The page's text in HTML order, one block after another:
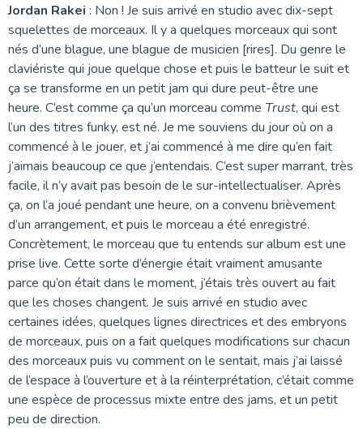
Jordan Rakei : Non ! Je suis arrivé en studio avec dix-sept
squelettes de morceaux. Il y a quelques morceaux qui sont
nés d’une blague, une blague de musicien [rires]. Du genre le
claviériste qui joue quelque chose et puis le batteur le suit et
ça se transforme en un petit jam qui dure peut-être une
heure. C’est comme ça qu’un morceau comme Trust, qui est
l’un des titres funky, est né. Je me souviens du jour où on a
commencé à le jouer, et j’ai commencé à me dire qu’en fait
j’aimais beaucoup ce que j’entendais. C’est super marrant, très
facile, il n’y avait pas besoin de le sur-intellectualiser. Après
ça, on l’a joué pendant une heure, on a convenu brièvement
d’un arrangement, et puis le morceau a été enregistré.
Concrètement, le morceau que tu entends sur album est une
prise live. Cette sorte d’énergie était vraiment amusante
parce qu’on était dans le moment, j’étais très ouvert au fait
que les choses changent. Je suis arrivé en studio avec
certaines idées, quelques lignes directrices et des embryons
de morceaux, puis on a fait quelques modifications sur chacun
des morceaux puis vu comment on le sentait, mais j’ai laissé
de l’espace à l’ouverture et à la réinterprétation, c’était comme
une espèce de processus mixte entre des jams, et un petit
peu de direction.